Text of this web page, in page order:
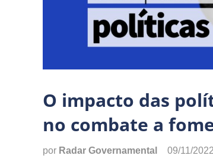
O impacto das
no combate a
por Radar Governamental 09/11/2022